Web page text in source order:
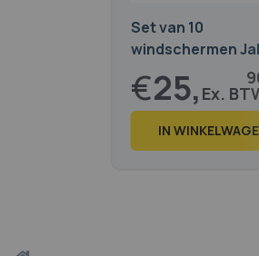
Set van 10
windschermen
Biz 2300/2400 II
€25,
€ 31,IN